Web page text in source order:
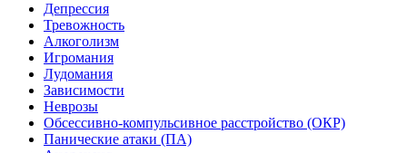
Депрессия
Тревожность
Алкоголизм
Игромания
Лудомания
Зависимости
Неврозы
Обсессивно-компульсивное расстройство (ОКР)
Панические атаки (ПА)